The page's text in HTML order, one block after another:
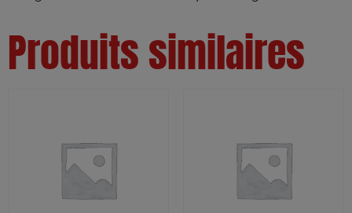
Produits similaires